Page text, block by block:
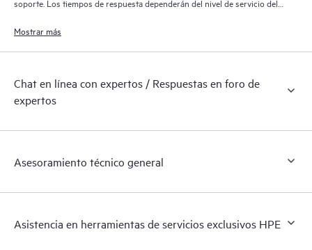
Mostrar más
Chat en línea con expertos / Respuestas en foro de
expertos
Asesoramiento técnico general
Asistencia en herramientas de servicios exclusivos HPE